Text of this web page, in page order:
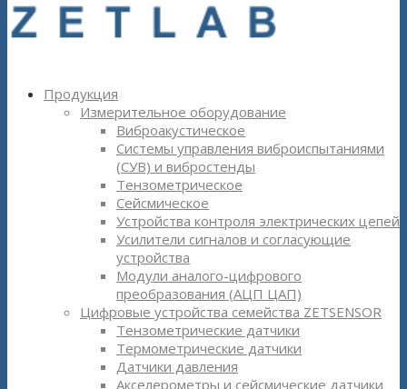
Продукция
Измерительное оборудование
Виброакустическое
Системы управления виброиспытаниями
(СУВ) и вибростенды
Тензометрическое
Сейсмическое
Устройства контроля электрических цепей
Усилители сигналов и согласующие
устройства
Модули аналого-цифрового
преобразования (АЦП ЦАП)
Цифровые устройства семейства ZETSENSOR
Тензометрические датчики
Термометрические датчики
Датчики давления
Акселерометры и сейсмические датчики